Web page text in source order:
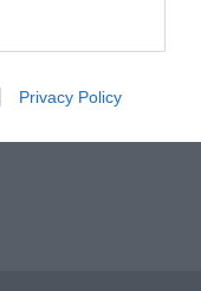
Privacy Policy